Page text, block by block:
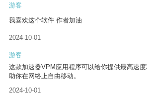
游客
我喜欢这个软件 作者加油
2024-10-01
游客
这款加速器VPM应用程序可以给你提供最高速
助你在网络上自由移动。
2024-10-01